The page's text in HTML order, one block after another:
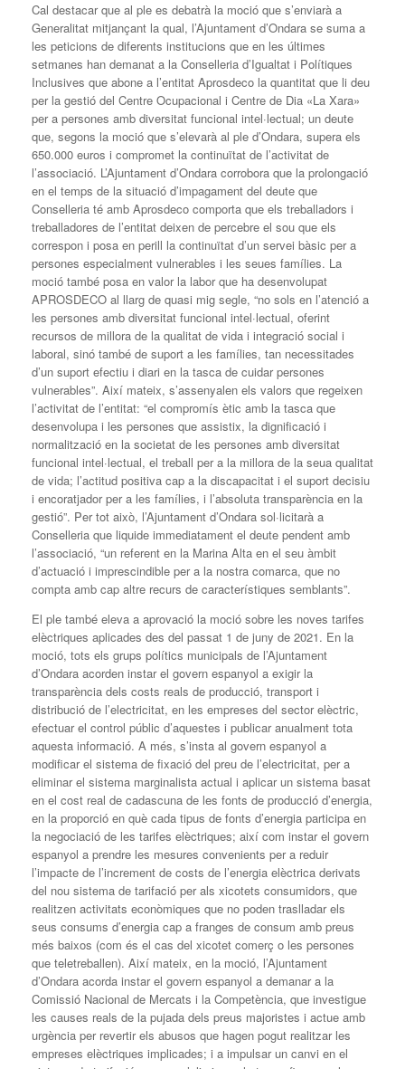
Cal destacar que al ple es debatrà la moció que s’enviarà a
Generalitat mitjançant la qual, l’Ajuntament d’Ondara se suma a
les peticions de diferents institucions que en les últimes
setmanes han demanat a la Conselleria d’Igualtat i Polítiques
Inclusives que abone a l’entitat Aprosdeco la quantitat que li deu
per la gestió del Centre Ocupacional i Centre de Dia «La Xara»
per a persones amb diversitat funcional intel·lectual; un deute
que, segons la moció que s’elevarà al ple d’Ondara, supera els
650.000 euros i compromet la continuïtat de l’activitat de
l’associació. L’Ajuntament d’Ondara corrobora que la prolongació
en el temps de la situació d’impagament del deute que
Conselleria té amb Aprosdeco comporta que els treballadors i
treballadores de l’entitat deixen de percebre el sou que els
correspon i posa en perill la continuïtat d’un servei bàsic per a
persones especialment vulnerables i les seues famílies. La
moció també posa en valor la labor que ha desenvolupat
APROSDECO al llarg de quasi mig segle, “no sols en l’atenció a
les persones amb diversitat funcional intel·lectual, oferint
recursos de millora de la qualitat de vida i integració social i
laboral, sinó també de suport a les famílies, tan necessitades
d’un suport efectiu i diari en la tasca de cuidar persones
vulnerables”. Així mateix, s’assenyalen els valors que regeixen
l’activitat de l’entitat: “el compromís ètic amb la tasca que
desenvolupa i les persones que assistix, la dignificació i
normalització en la societat de les persones amb diversitat
funcional intel·lectual, el treball per a la millora de la seua qualitat
de vida; l’actitud positiva cap a la discapacitat i el suport decisiu
i encoratjador per a les famílies, i l’absoluta transparència en la
gestió”. Per tot això, l’Ajuntament d’Ondara sol·licitarà a
Conselleria que liquide immediatament el deute pendent amb
l’associació, “un referent en la Marina Alta en el seu àmbit
d’actuació i imprescindible per a la nostra comarca, que no
compta amb cap altre recurs de característiques semblants”.
El ple també eleva a aprovació la moció sobre les noves tarifes
elèctriques aplicades des del passat 1 de juny de 2021. En la
moció, tots els grups polítics municipals de l’Ajuntament
d’Ondara acorden instar el govern espanyol a exigir la
transparència dels costs reals de producció, transport i
distribució de l’electricitat, en les empreses del sector elèctric,
efectuar el control públic d’aquestes i publicar anualment tota
aquesta informació. A més, s’insta al govern espanyol a
modificar el sistema de fixació del preu de l’electricitat, per a
eliminar el sistema marginalista actual i aplicar un sistema basat
en el cost real de cadascuna de les fonts de producció d’energia,
en la proporció en què cada tipus de fonts d’energia participa en
la negociació de les tarifes elèctriques; així com instar el govern
espanyol a prendre les mesures convenients per a reduir
l’impacte de l’increment de costs de l’energia elèctrica derivats
del nou sistema de tarifació per als xicotets consumidors, que
realitzen activitats econòmiques que no poden traslladar els
seus consums d’energia cap a franges de consum amb preus
més baixos (com és el cas del xicotet comerç o les persones
que teletreballen). Així mateix, en la moció, l’Ajuntament
d’Ondara acorda instar el govern espanyol a demanar a la
Comissió Nacional de Mercats i la Competència, que investigue
les causes reals de la pujada dels preus majoristes i actue amb
urgència per revertir els abusos que hagen pogut realitzar les
empreses elèctriques implicades; i a impulsar un canvi en el